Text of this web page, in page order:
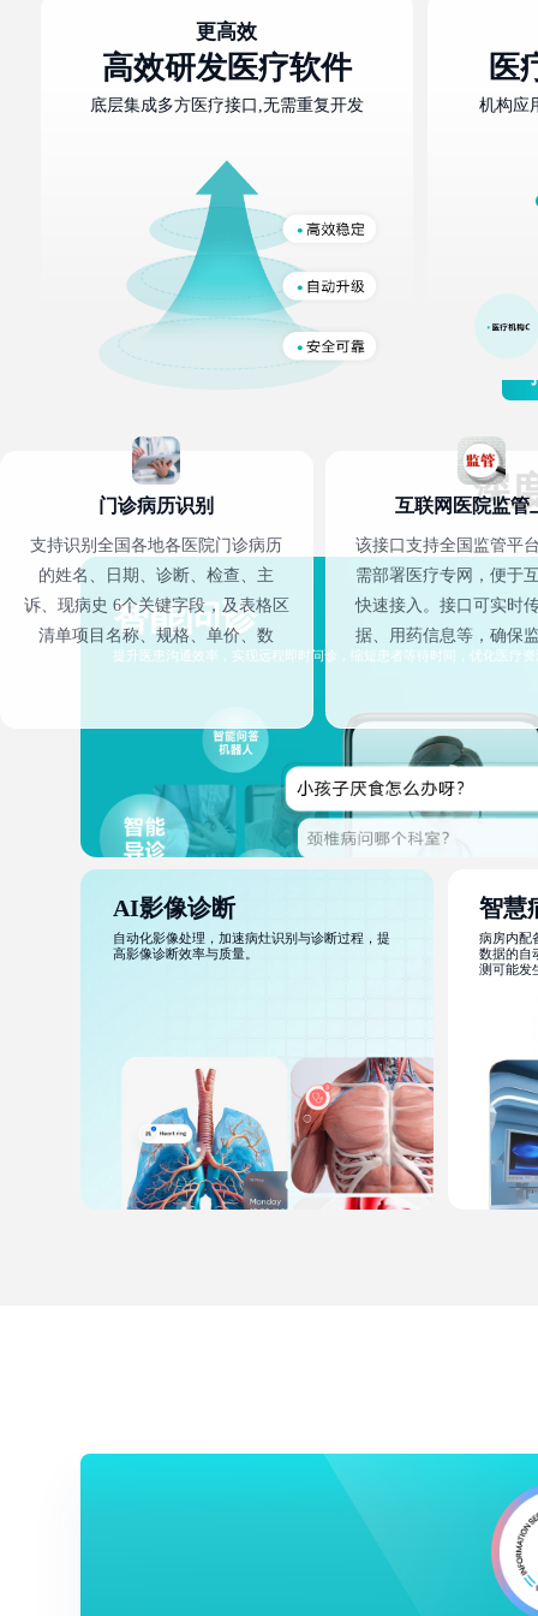
门诊病历识别
支持识别全国各地各医院门诊病历
的姓名、日期、诊断、检查、主
诉、现病史 6个关键字段，及表格区
清单项目名称、规格、单价、数
量、金额、项目类型等字段。
互联网医院监管
该接口支持全国监管平
需部署医疗专网，便于
快速接入。接口可实时
据、用药信息等，确保
及时。通过该接口，互
与质量。
更高效
高效研发医疗软件
底层集成多方医疗接口,无需重复开发
医
机构应
深
智能问诊
提升医患沟通效率，实现远程即时问诊，缩短患者等待时间，优化医疗
AI影像诊断
自动化影像处理，加速病灶识别与诊断过程，提
高影像诊断效率与质量。
智慧
病房内配
数据的自
测可能发